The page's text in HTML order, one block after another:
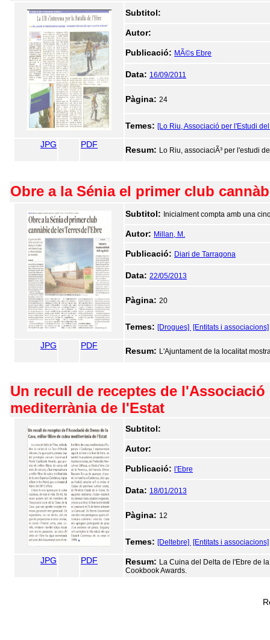
Subtitol:
Autor:
Publicació: MÃ©s Ebre
Data: 16/09/2011
Pàgina: 24
Temes: [Lo Riu, Associació per l'Estudi
JPG PDF
Resum: Lo Riu, associaciÃ³ per l'estudi
Obre a la Sénia el primer club
Subtitol: Inicialment compta amb una
Autor: Millan, M.
Publicació: Diari de Tarragona
Data: 22/05/2013
Pàgina: 20
Temes: [Drogues] [Entitats i associacions]
JPG PDF
Resum: L'Ajuntament de la localitat
Un recull de receptes de
mediterrània de l'Estat
Subtitol:
Autor:
Publicació: l'Ebre
Data: 18/01/2013
Pàgina: 12
Temes: [Deltebre] [Entitats i associacions]
JPG PDF Resum: La Cuina del Delta de l'Ebre de
Cookbook Awards.